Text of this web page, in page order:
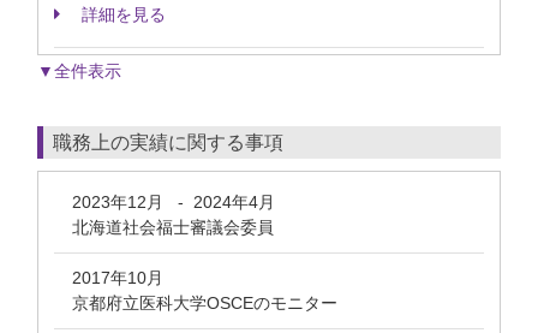
詳細を見る
▼全件表示
職務上の実績に関する事項
2023年12月 -
2024年4月
北海道社会福士審議会委員
2017年10月
京都府立医科大学OSCEのモニター